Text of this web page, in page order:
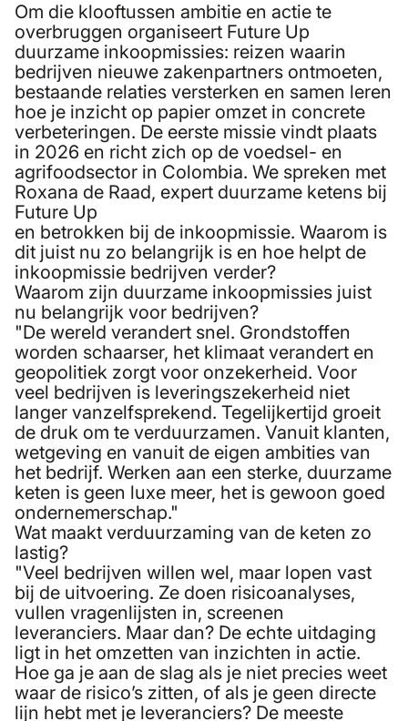
Om die klooftussen ambitie en actie te
overbruggen organiseert Future Up
duurzame inkoopmissies: reizen waarin
bedrijven nieuwe zakenpartners ontmoeten,
bestaande relaties versterken en samen leren
hoe je inzicht op papier omzet in concrete
verbeteringen. De eerste missie vindt plaats
in 2026 en richt zich op de voedsel- en
agrifoodsector in Colombia. We spreken met
Roxana de Raad, expert duurzame ketens bij
Future Up
en betrokken bij de inkoopmissie. Waarom is
dit juist nu zo belangrijk is en hoe helpt de
inkoopmissie bedrijven verder?
Waarom zijn duurzame inkoopmissies juist
nu belangrijk voor bedrijven?
"De wereld verandert snel. Grondstoffen
worden schaarser, het klimaat verandert en
geopolitiek zorgt voor onzekerheid. Voor
veel bedrijven is leveringszekerheid niet
langer vanzelfsprekend. Tegelijkertijd groeit
de druk om te verduurzamen. Vanuit klanten,
wetgeving en vanuit de eigen ambities van
het bedrijf. Werken aan een sterke, duurzame
keten is geen luxe meer, het is gewoon goed
ondernemerschap."
Wat maakt verduurzaming van de keten zo
lastig?
"Veel bedrijven willen wel, maar lopen vast
bij de uitvoering. Ze doen risicoanalyses,
vullen vragenlijsten in, screenen
leveranciers. Maar dan? De echte uitdaging
ligt in het omzetten van inzichten in actie.
Hoe ga je aan de slag als je niet precies weet
waar de risico’s zitten, of als je geen directe
lijn hebt met je leveranciers? De meeste